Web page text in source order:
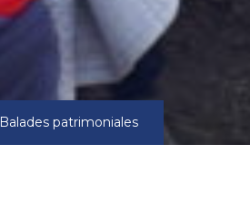
Balades patrimoniales